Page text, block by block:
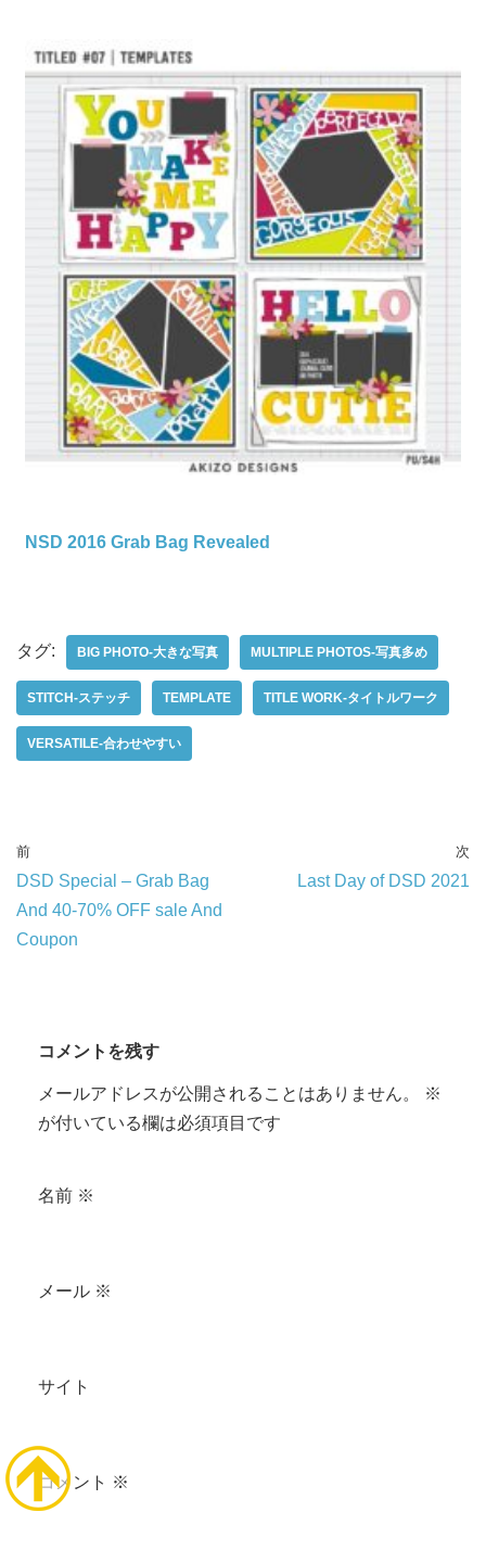
NSD 2016 Grab Bag Revealed
タグ: BIG PHOTO-大きな写真 MULTIPLE PHOTOS-写真多め
STITCH-ステッチ TEMPLATE TITLE WORK-タイトルワーク
VERSATILE-合わせやすい
前
DSD Special – Grab Bag
And 40-70% OFF sale And
Coupon
次
Last Day of DSD 2021
コメントを残す
メールアドレスが公開されることはありません。
※
が付いている欄は必須項目です
名前 ※
メール ※
サイト
コメント ※